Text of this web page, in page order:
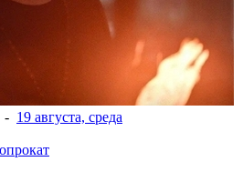
- 19 августа, среда